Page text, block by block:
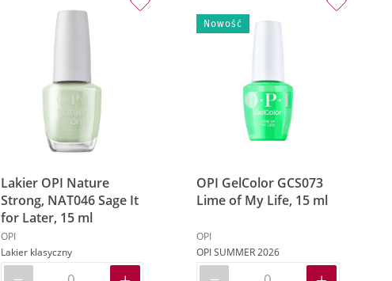
Lakier OPI Nature
Strong, NAT046 Sage It
for Later, 15 ml
OPI
Lakier klasyczny
Nowość
OPI GelColor GCS073
Lime of My Life, 15 ml
OPI
OPI SUMMER 2026